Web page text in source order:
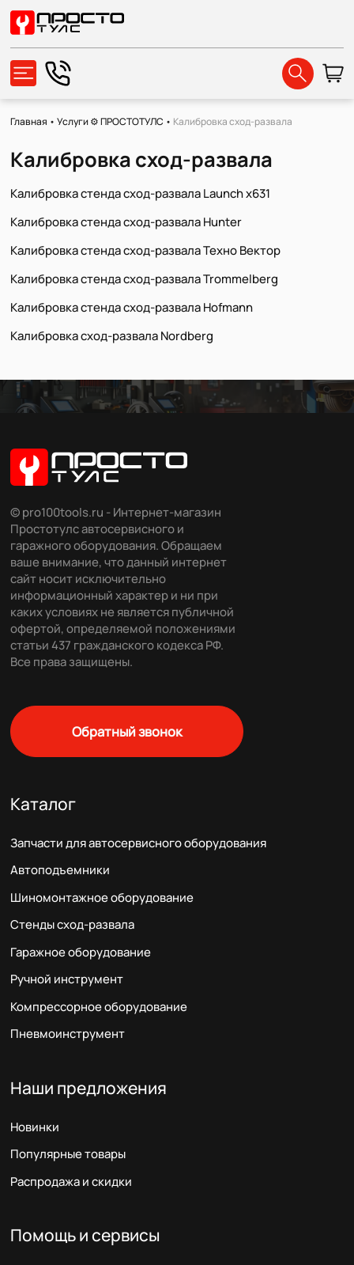
Главная •Услуги ⚙️ ПРОСТОТУЛС • Калибровка сход-развала
Калибровка сход-развала
Калибровка стенда сход-развала Launch x631
Калибровка стенда сход-развала Hunter
Калибровка стенда сход-развала Техно Вектор
Калибровка стенда сход-развала Trommelberg
Калибровка стенда сход-развала Hofmann
Калибровка сход-развала Nordberg
© pro100tools.ru - Интернет-магазин
Простотулс автосервисного и
гаражного оборудования. Обращаем
ваше внимание, что данный интернет
сайт носит исключительно
информационный характер и ни при
каких условиях не является публичной
офертой, определяемой положениями
статьи 437 гражданского кодекса РФ.
Все права защищены.
Обратный звонок
Каталог
Запчасти для автосервисного оборудования
Автоподъемники
Шиномонтажное оборудование
Стенды сход-развала
Гаражное оборудование
Ручной инструмент
Компрессорное оборудование
Пневмоинструмент
Наши предложения
Новинки
Популярные товары
Распродажа и скидки
Помощь и сервисы